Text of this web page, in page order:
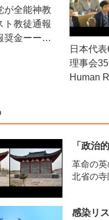
が全能神教
ト教徒通報
奨金ーーケ
日本代
理事会
Human
「政治
革命の
北省の寺
感染リ